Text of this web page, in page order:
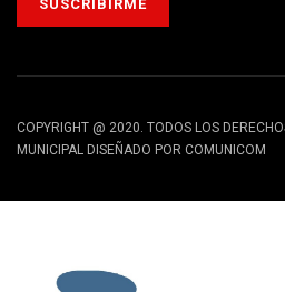
COPYRIGHT @ 2020. TODOS LOS
MUNICIPAL DISEÑADO POR COMUNICOM